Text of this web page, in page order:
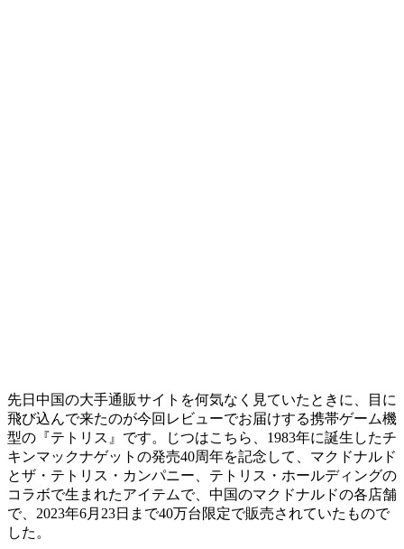
先日中国の大手通販サイトを何気なく見ていたときに、目に
飛び込んで来たのが今回レビューでお届けする携帯ゲーム機
型の『テトリス』です。じつはこちら、1983年に誕生したチ
キンマックナゲットの発売40周年を記念して、マクドナルド
とザ・テトリス・カンパニー、テトリス・ホールディングの
コラボで生まれたアイテムで、中国のマクドナルドの各店舗
で、2023年6月23日まで40万台限定で販売されていたもので
した。